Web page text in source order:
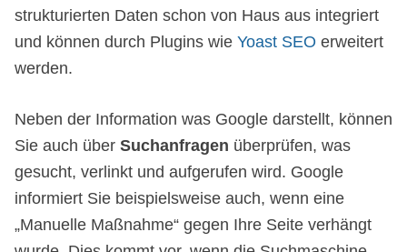
strukturierten Daten schon von Haus aus integriert
und können durch Plugins wie Yoast SEO erweitert
werden.
Neben der Information was Google darstellt, können
Sie auch über Suchanfragen überprüfen, was
gesucht, verlinkt und aufgerufen wird. Google
informiert Sie beispielsweise auch, wenn eine
„Manuelle Maßnahme“ gegen Ihre Seite verhängt